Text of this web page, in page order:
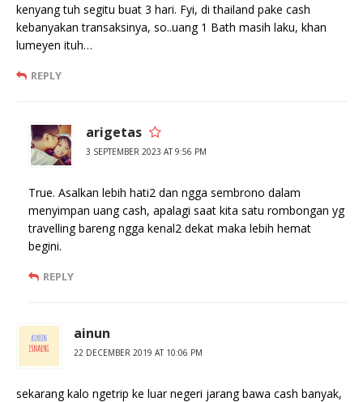
kenyang tuh segitu buat 3 hari. Fyi, di thailand pake cash
kebanyakan transaksinya, so..uang 1 Bath masih laku, khan
lumeyen ituh…
REPLY
arigetas
3 SEPTEMBER 2023 AT 9:56 PM
True. Asalkan lebih hati2 dan ngga sembrono dalam
menyimpan uang cash, apalagi saat kita satu rombongan yg
travelling bareng ngga kenal2 dekat maka lebih hemat
begini.
REPLY
ainun
22 DECEMBER 2019 AT 10:06 PM
sekarang kalo ngetrip ke luar negeri jarang bawa cash banyak,